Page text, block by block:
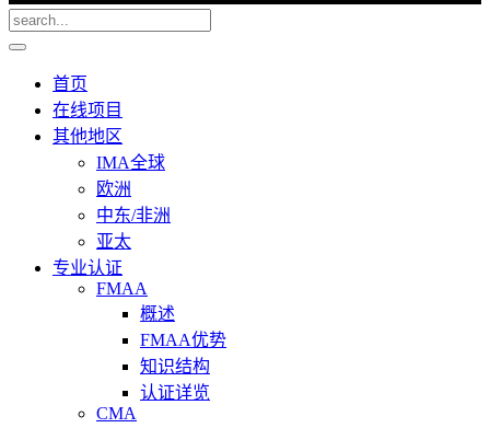
首页
在线项目
其他地区
IMA全球
欧洲
中东/非洲
亚太
专业认证
FMAA
概述
FMAA优势
知识结构
认证详览
CMA